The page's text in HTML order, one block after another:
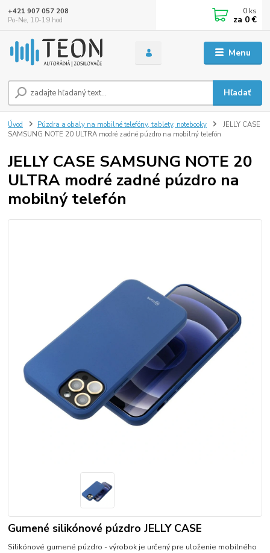
Menu
Hľadať
+421 907 057 208
Po-Ne, 10-19 hod
0 ks
za 0 €
Úvod Púzdra a obaly na mobilné telefóny, tablety, notebooky
JELLY CASE
SAMSUNG NOTE 20 ULTRA modré zadné púzdro na mobilný telefón
JELLY CASE SAMSUNG NOTE 20
ULTRA modré zadné púzdro na
mobilný telefón
Gumené silikónové púzdro JELLY CASE
Silikónové gumené púzdro - výrobok je určený pre uloženie mobilného